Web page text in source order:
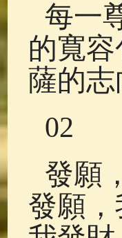
每一
的寬
薩的志
02
發願
發願